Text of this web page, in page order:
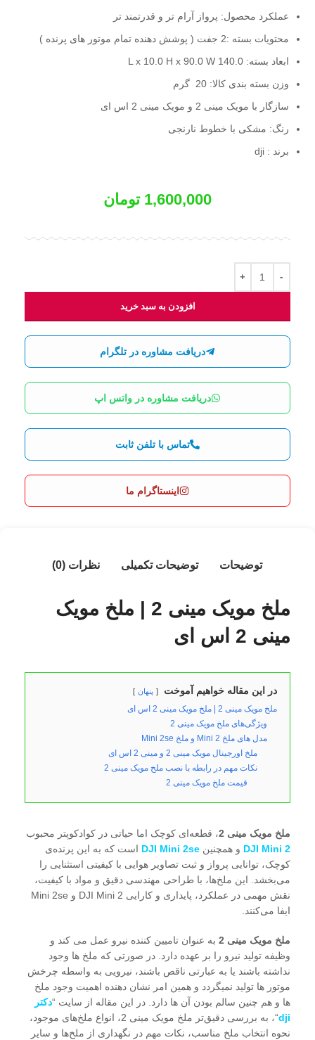
عملکرد محصول: پرواز آرام تر و قدرتمند تر
محتویات بسته :2 جفت ( پوشش دهنده تمام موتور های پرنده )
ابعاد بسته: 140.0 L x 10.0 H x 90.0 W
وزن بسته بندی کالا: 20 گرم
سازگار با مویک مینی 2 و مویک مینی 2 اس ای
رنگ: مشکی با خطوط نارنجی
برند : dji
1,600,000 تومان
افزودن به سبد خرید
دریافت مشاوره در تلگرام
دریافت مشاوره در واتس اپ
تماس با تلفن ثابت
اینستاگرام ما
توضیحات توضیحات تکمیلی نظرات (0)
ملخ مویک مینی 2 | ملخ مویک
مینی 2 اس ای
در این مقاله خواهیم آموخت پنهان
ملخ مویک مینی 2 | ملخ مویک مینی 2 اس ای
ویژگی‌های ملخ مویک مینی 2
مدل های ملخ Mini 2 و ملخ Mini 2se
ملخ اورجینال مویک مینی 2 و مینی 2 اس ای
نکات مهم در رابطه با نصب ملخ مویک مینی 2
قیمت ملخ مویک مینی 2
ملخ مویک مینی 2
، قطعه‌ای کوچک اما حیاتی در کوادکوپتر محبوب
DJI Mini 2 و همچنینDJI Mini 2se است که به این پرنده‌ی
کوچک، توانایی پرواز و ثبت تصاویر هوایی با کیفیتی استثنایی را
می‌بخشد. این ملخ‌ها، با طراحی مهندسی دقیق و مواد با کیفیت،
نقش مهمی در عملکرد، پایداری و کارایی DJI Mini 2 و Mini 2se
ایفا می‌کنند.
ملخ مویک مینی 2
به عنوان تامیین کننده نیرو عمل می کند و
وظیفه تولید نیرو را بر عهده دارد. در صورتی که ملخ ها وجود
نداشته باشند یا به عبارتی ناقص باشند، نیرویی به واسطه چرخش
موتور ها تولید نمیگردد و همین امر نشان دهنده اهمیت وجود ملخ
ها و هم چنین سالم بودن آن ها دارد. در این مقاله از سایت “دکتر
dji
“، به بررسی دقیق‌تر ملخ مویک مینی 2، انواع ملخ‌های موجود،
نحوه انتخاب ملخ مناسب، نکات مهم در نگهداری از ملخ‌ها و سایر